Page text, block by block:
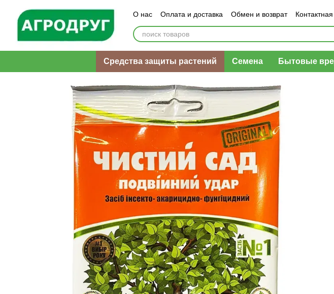
Перейти к основному контенту
О нас Оплата и доставка Обмен и возврат
Пользовательское соглашение
Отзывы о магазине
Средства защиты растений Семена Бытовые